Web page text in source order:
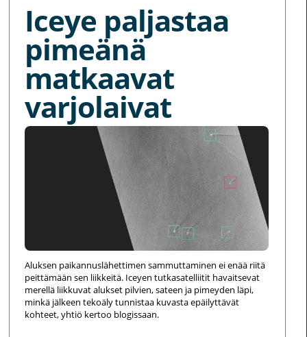
Iceye paljastaa
pimeänä
matkaavat
varjolaivat
Aluksen paikannuslähettimen sammuttaminen ei enää riitä
peittämään sen liikkeitä. Iceyen tutkasatelliitit havaitsevat
merellä liikkuvat alukset pilvien, sateen ja pimeyden läpi,
minkä jälkeen tekoäly tunnistaa kuvasta epäilyttävät
kohteet, yhtiö kertoo blogissaan.